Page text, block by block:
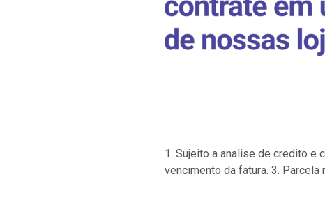
1. Sujeito a analise de credito e
vencimento da fatura. 3. Parcela